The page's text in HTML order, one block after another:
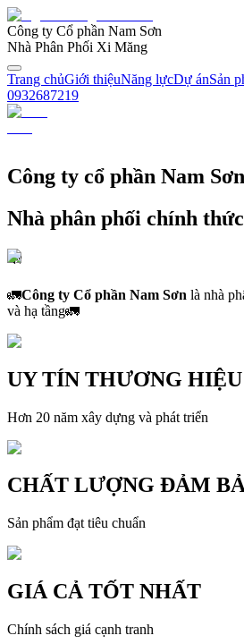
Công ty Cổ phần Nam Sơn
Nhà Phân Phối Xi Măng
Trang chủGiới thiệuNăng lựcDự ánSản
0932687219
Công ty cổ phần Nam Sơn
Nhà phân phối chính
🔊
🚛Công ty Cổ phần Nam Sơn là nhà
và hạ tầng🚛
UY TÍN THƯƠNG HIỆU
Hơn 20 năm xây dựng và phát triển
CHẤT LƯỢNG ĐẢM
Sản phẩm đạt tiêu chuẩn
GIÁ CẢ TỐT NHẤT
Chính sách giá cạnh tranh